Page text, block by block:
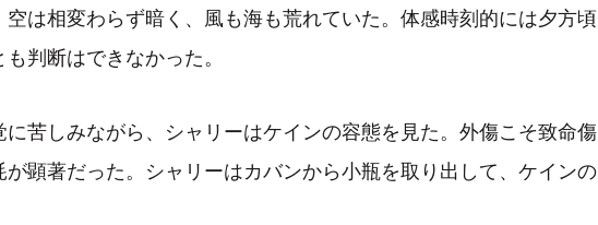
は相変わらず暗く、風も海も荒れていた。体感時刻的には夕方頃
判断はできなかった。
苦しみながら、シャリーはケインの容態を見た。外傷こそ致命傷
顕著だった。シャリーはカバンから小瓶を取り出して、ケインの